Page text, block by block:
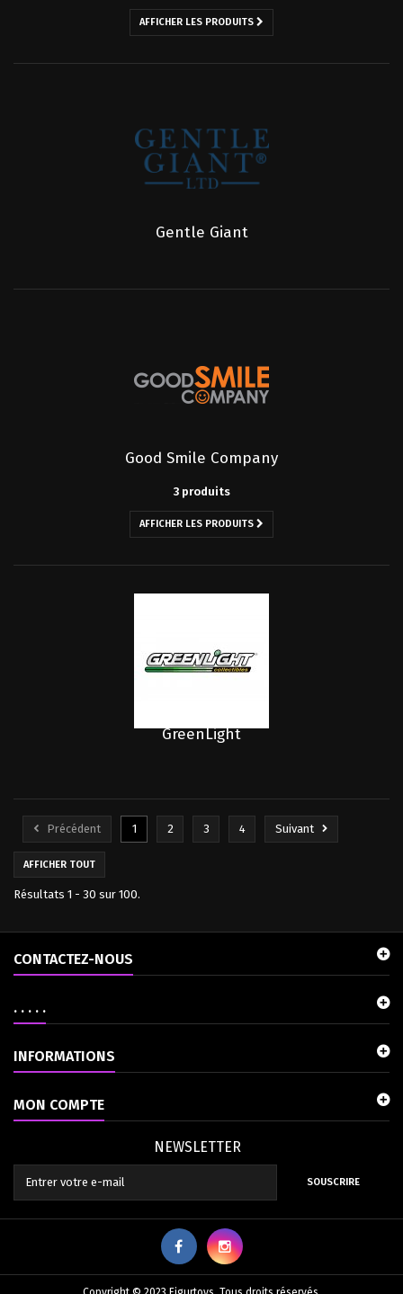
AFFICHER LES PRODUITS
Gentle Giant
Good Smile Company
3 produits
AFFICHER LES PRODUITS
GreenLight
Précédent 1 2 3 4 Suivant
AFFICHER TOUT
Résultats 1 - 30 sur 100.
CONTACTEZ-NOUS
. . . . .
INFORMATIONS
MON COMPTE
NEWSLETTER
SOUSCRIRE